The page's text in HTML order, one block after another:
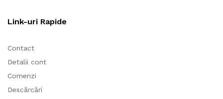
Link-uri Rapide
Contact
Detalii cont
Comenzi
Descărcări